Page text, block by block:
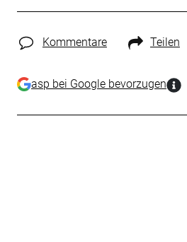
Kommentare Teilen
asp bei Google bevorzugen